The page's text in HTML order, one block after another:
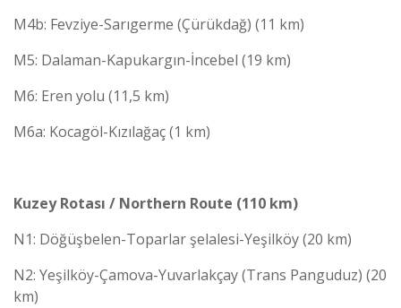
M4b: Fevziye-Sarıgerme (Çürükdağ) (11 km)
M5: Dalaman-Kapukargın-İncebel (19 km)
M6: Eren yolu (11,5 km)
M6a: Kocagöl-Kızılağaç (1 km)
Kuzey Rotası / Northern Route (110 km)
N1: Döğüşbelen-Toparlar şelalesi-Yeşilköy (20 km)
N2: Yeşilköy-Çamova-Yuvarlakçay (Trans Panguduz) (20
km)